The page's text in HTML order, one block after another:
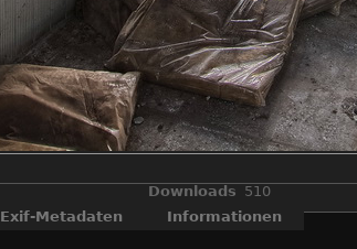
Downloads 510
Exif-Metadaten
Informationen